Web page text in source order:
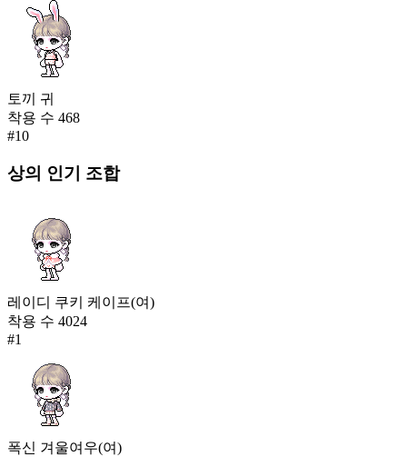
토끼 귀
착용 수 468
#10
상의 인기 조합
레이디 쿠키 케이프(여)
착용 수 4024
#1
폭신 겨울여우(여)